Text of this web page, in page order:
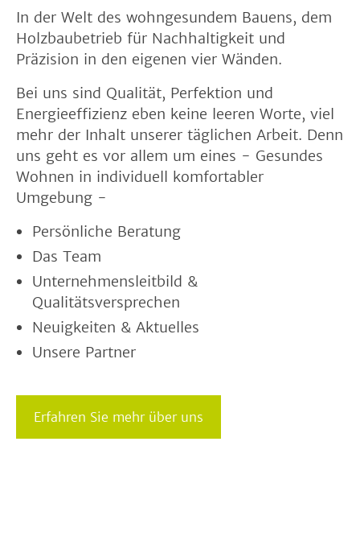
In der Welt des wohngesundem Bauens, dem
Holzbaubetrieb für Nachhaltigkeit und
Präzision in den eigenen vier Wänden.
Bei uns sind Qualität, Perfektion und
Energieeffizienz eben keine leeren Worte, viel
mehr der Inhalt unserer täglichen Arbeit. Denn
uns geht es vor allem um eines - Gesundes
Wohnen in individuell komfortabler
Umgebung -
Persönliche Beratung
Das Team
Unternehmensleitbild &
Qualitätsversprechen
Neuigkeiten & Aktuelles
Unsere Partner
Erfahren Sie mehr über uns